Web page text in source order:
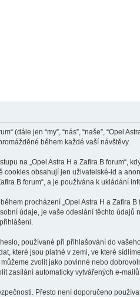
(dále jen “my”, “nás”, “naše”, “Opel
během každé vaší návštěvy.
na „Opel Astra H a Zafira B forum“,
obsahují jen uživatelské-id a
B forum“, a je používána k ukládání
procházení „Opel Astra H a Zafira
údaje, je vaše odeslání těchto
používané při přihlašování do
které jsou platné v zemi, ve které
zvolit jako povinné nebo
zasílání automaticky vytvářených e-
Přesto není doporučeno